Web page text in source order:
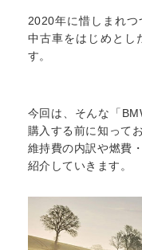
2020年に惜しまれ
中古車をはじめとし
す。
今回は、そんな「
購入する前に知って
維持費の内訳や燃費
紹介していきます。